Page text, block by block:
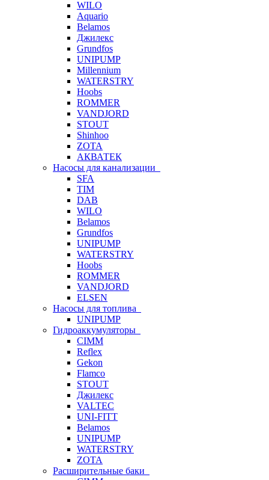
WILO
Aquario
Belamos
Джилекс
Grundfos
UNIPUMP
Millennium
WATERSTRY
Hoobs
ROMMER
VANDJORD
STOUT
Shinhoo
ZOTA
АКВАТЕК
Насосы для канализации
SFA
TIM
DAB
WILO
Belamos
Grundfos
UNIPUMP
WATERSTRY
Hoobs
ROMMER
VANDJORD
ELSEN
Насосы для топлива
UNIPUMP
Гидроаккумуляторы
CIMM
Reflex
Gekon
Flamco
STOUT
Джилекс
VALTEC
UNI-FITT
Belamos
UNIPUMP
WATERSTRY
ZOTA
Расширительные баки